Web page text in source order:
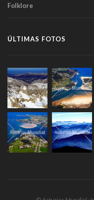
Folklore
ÚLTIMAS FOTOS